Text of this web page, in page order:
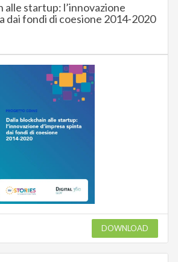
alle startup: l’innovazione
dai fondi di coesione 2014-2020
DOWNLOAD